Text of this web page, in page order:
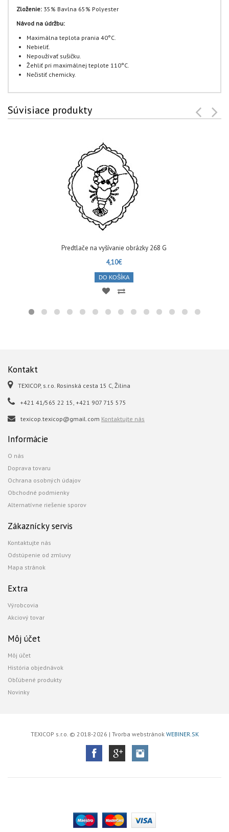
Zloženie: 35% Bavlna 65% Polyester
Návod na údržbu:
Maximálna teplota prania 40°C.
Nebieliť.
Nepoužívať sušičku.
Žehliť pri maximálnej teplote 110°C.
Nečistiť chemicky.
Súvisiace produkty
Predtlače na vyšívanie obrázky 268 G
4,10€
DO KOŠÍKA
Kontakt
TEXICOP, s.r.o. Rosinská cesta 15 C, Žilina
+421 41/565 22 15, +421 907 715 575
texicop.texicop@gmail.com Kontaktujte nás
Informácie
O nás
Doprava tovaru
Ochrana osobných údajov
Obchodné podmienky
Alternatívne riešenie sporov
Zákaznícky servis
Kontaktujte nás
Odstúpenie od zmluvy
Mapa stránok
Extra
Výrobcovia
Akciový tovar
Môj účet
Môj účet
História objednávok
Obľúbené produkty
Novinky
TEXICOP s.r.o. © 2018-2026 | Tvorba webstránok WEBINER.SK